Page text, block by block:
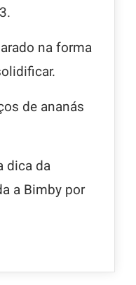
na forma
de ananás
dica da
a Bimby por